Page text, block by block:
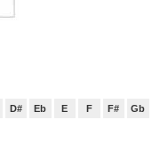
D# Eb E F F# Gb